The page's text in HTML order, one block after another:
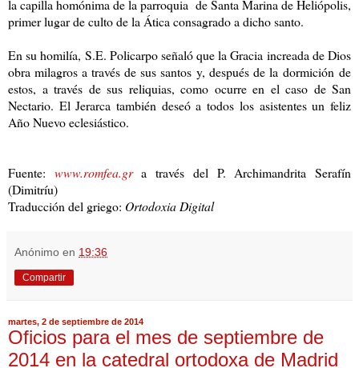
la capilla homónima de la parroquia de Santa Marina de Heliópolis,
primer lugar de culto de la Ática consagrado a dicho santo.
En su homilía, S.E. Policarpo señaló que la Gracia increada de Dios
obra milagros a través de sus santos y, después de la dormición de
estos, a través de sus reliquias, como ocurre en el caso de San
Nectario. El Jerarca también deseó a todos los asistentes un feliz
Año Nuevo eclesiástico.
Fuente: www.romfea.gra través del P. Archimandrita Serafín
(Dimitríu)
Traducción del griego: Ortodoxia Digital
Anónimo en 19:36
Compartir
martes, 2 de septiembre de 2014
Oficios para el mes de septiembre de
2014 en la catedral ortodoxa de Madrid